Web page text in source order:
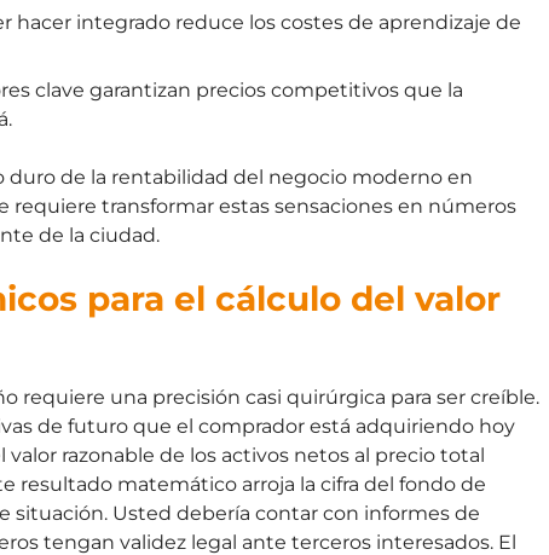
hacer integrado reduce los costes de aprendizaje de
clave garantizan precios competitivos que la
de la rentabilidad del negocio moderno en
requiere transformar estas sensaciones en números
de la ciudad.
para el cálculo del valor
requiere una precisión casi quirúrgica para ser creíble.
de futuro que el comprador está adquiriendo hoy
razonable de los activos netos al precio total
resultado matemático arroja la cifra del fondo de
situación. Usted debería contar con informes de
tengan validez legal ante terceros interesados. El